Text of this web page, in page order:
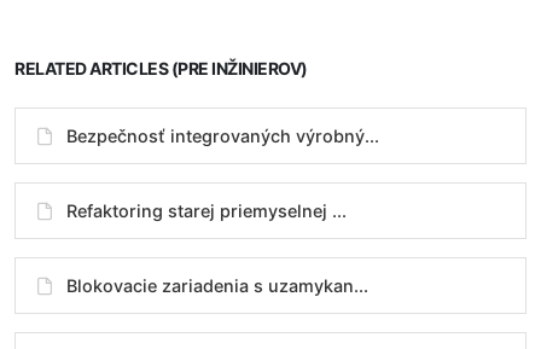
RELATED ARTICLES (PRE INŽINIEROV)
Bezpečnosť integrovaných výrobný...
Refaktoring starej priemyselnej ...
Blokovacie zariadenia s uzamykan...